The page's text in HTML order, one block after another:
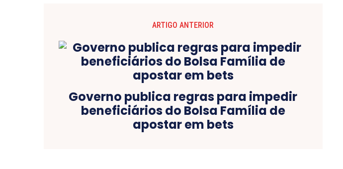
ARTIGO ANTERIOR
Governo publica regras para impedir
beneficiários do Bolsa Família de
apostar em bets